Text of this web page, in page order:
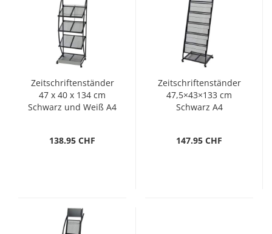
Zeitschriftenständer
47 x 40 x 134 cm
Schwarz und Weiß A4
138.95 CHF
Zeitschriftenständer
47,5×43×133 cm
Schwarz A4
147.95 CHF